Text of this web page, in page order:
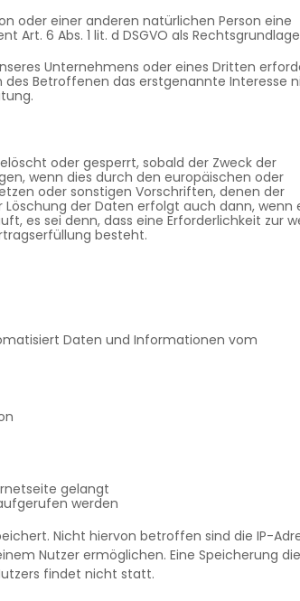
oder einer anderen natürlichen Person eine
6 Abs. 1 lit. d DSGVO als
Unternehmens oder eines Dritten
Betroffenen das erstgenannte Interesse
oder gesperrt, sobald der Zweck der
wenn dies durch den europäischen oder
oder sonstigen Vorschriften, denen der
der Daten erfolgt auch dann, wenn
es sei denn, dass eine Erforderlichkeit zur
besteht.
Daten und Informationen vom
gelangt
werden
Nicht hiervon betroffen sind die IP-
Nutzer ermöglichen. Eine Speicherung
findet nicht statt.